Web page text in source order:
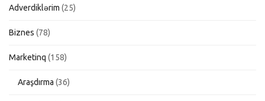
Adverdiklərim (25)
Biznes (78)
Marketinq (158)
Araşdırma (36)